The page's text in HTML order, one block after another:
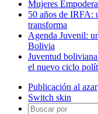
Mujeres
50 años de IRFA:
transforma
Agenda Juvenil:
Bolivia
Juventud
el nuevo ciclo
Publicación al azar
Switch skin